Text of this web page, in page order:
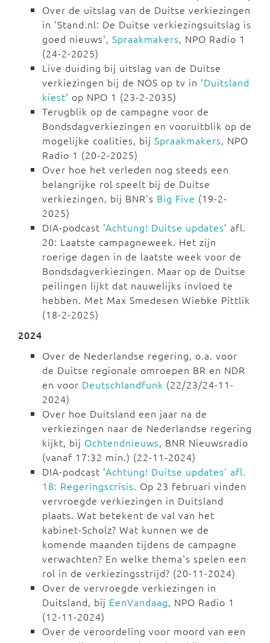
Over de uitslag van de Duitse verkiezingen
in 'Stand.nl: De Duitse verkiezingsuitslag is
goed nieuws', Spraakmakers, NPO Radio 1
(24-2-2025)
Live duiding bij uitslag van de Duitse
verkiezingen bij de NOS op tv in 'Duitsland
kiest' op NPO 1 (23-2-2035)
Terugblik op de campagne voor de
Bondsdagverkiezingen en vooruitblik op de
mogelijke coalities, bij Spraakmakers, NPO
Radio 1 (20-2-2025)
Over hoe het verleden nog steeds een
belangrijke rol speelt bij de Duitse
verkiezingen, bij BNR's Big Five (19-2-
2025)
DIA-podcast 'Achtung! Duitse updates' afl.
20: Laatste campagneweek. Het zijn
roerige dagen in de laatste week voor de
Bondsdagverkiezingen. Maar op de Duitse
peilingen lijkt dat nauwelijks invloed te
hebben. Met Max Smedesen Wiebke Pittlik
(18-2-2025)
2024
Over de Nederlandse regering, o.a. voor
de Duitse regionale omroepen BR en NDR
en voor Deutschlandfunk (22/23/24-11-
2024)
Over hoe Duitsland een jaar na de
verkiezingen naar de Nederlandse regering
kijkt, bij Ochtendnieuws, BNR Nieuwsradio
(vanaf 17:32 min.) (22-11-2024)
DIA-podcast 'Achtung! Duitse updates' afl.
18: Regeringscrisis. Op 23 februari vinden
vervroegde verkiezingen in Duitsland
plaats. Wat betekent de val van het
kabinet-Scholz? Wat kunnen we de
komende maanden tijdens de campagne
verwachten? En welke thema's spelen een
rol in de verkiezingsstrijd? (20-11-2024)
Over de vervroegde verkiezingen in
Duitsland, bij EenVandaag, NPO Radio 1
(12-11-2024)
Over de veroordeling voor moord van een